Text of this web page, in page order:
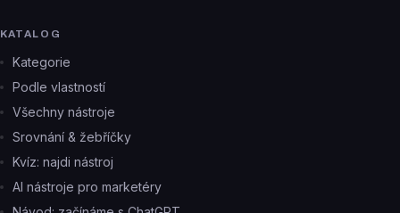
KATALOG
Kategorie
Podle vlastností
Všechny nástroje
Srovnání & žebříčky
Kvíz: najdi nástroj
AI nástroje pro marketéry